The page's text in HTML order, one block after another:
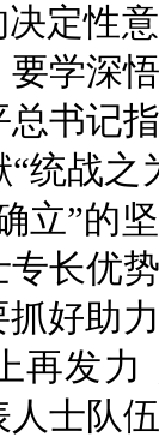
定性
学深
书记
统战
立”的
长优
好助
再发
士队